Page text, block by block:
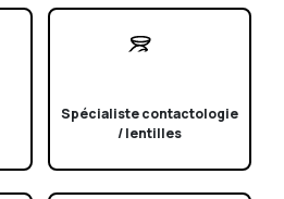
Spécialiste contactologie
/ lentilles